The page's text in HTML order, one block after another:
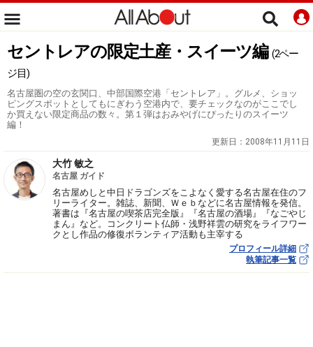
セントレアの限定土産・スイーツ編 (2ペー
ジ目)
名古屋圏の空の玄関口、中部国際空港「セントレア」。グルメ、ショッ
ピングスポットとしてもにぎわう空港内で、要チェックなのがここでし
か買えない限定商品の数々。第１弾はおみやげにぴったりのスイーツ
編！
更新日： 2008年11月11日
大竹 敏之
名古屋 ガイド
名古屋めしと中日ドラゴンズをこよなく愛する名古屋在住のフ
リーライター。雑誌、新聞、Ｗｅｂなどに名古屋情報を発信。
著書は『名古屋の喫茶店完全版』『名古屋の酒場』『なごやじ
まん』など。コンクリート仏師・浅野祥雲の研究をライフワー
クとし作品の修復ボランティア活動も主宰する
プロフィール詳細
執筆記事一覧